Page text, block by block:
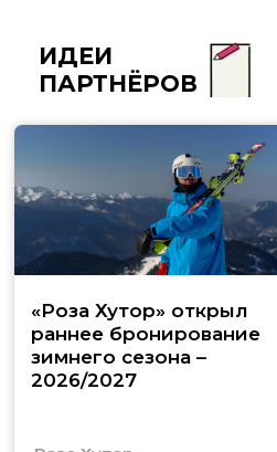
ИДЕИ
ПАРТНЁРОВ
«Роза Хутор» открыл
раннее бронирование
зимнего сезона –
2026/2027